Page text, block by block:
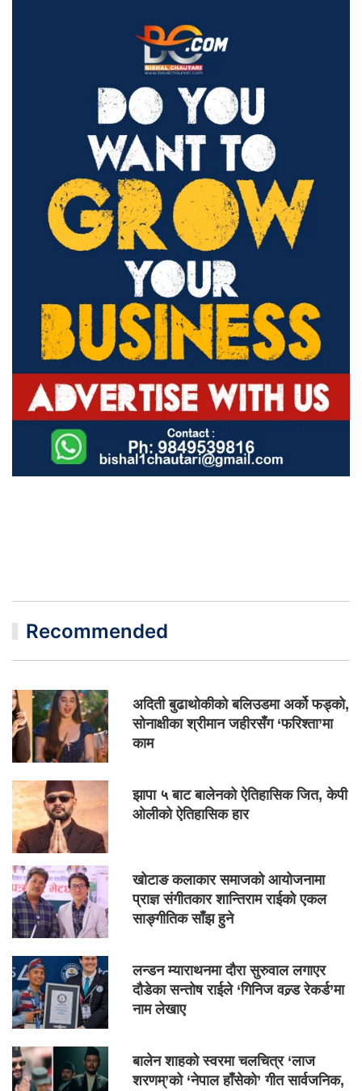
Recommended
अदिती बुढाथोकीको बलिउडमा अर्को फड्को,
सोनाक्षीका श्रीमान जहीरसँग ‘फरिश्ता’मा
काम
झापा ५ बाट बालेनको ऐतिहासिक जित, केपी
ओलीको ऐतिहासिक हार
खोटाङ कलाकार समाजको आयोजनामा
प्राज्ञ संगीतकार शान्तिराम राईको एकल
साङ्गीतिक साँझ हुने
लन्डन म्याराथनमा दौरा सुरुवाल लगाएर
दौडेका सन्तोष राईले ‘गिनिज वल्र्ड रेकर्ड’मा
नाम लेखाए
बालेन शाहको स्वरमा चलचित्र ‘लाज
शरणम्’को ‘नेपाल हाँसेको’ गीत सार्वजनिक,